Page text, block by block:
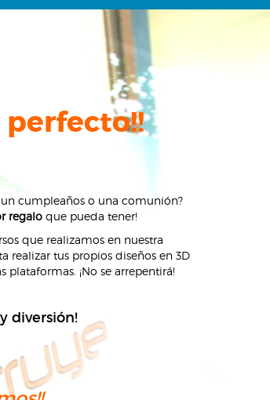
perfecto!!
cumpleaños o una comunión?
regalo que pueda tener!
que realizamos en nuestra
realizar tus propios diseños en 3D
¡No se arrepentirá!
diversión!